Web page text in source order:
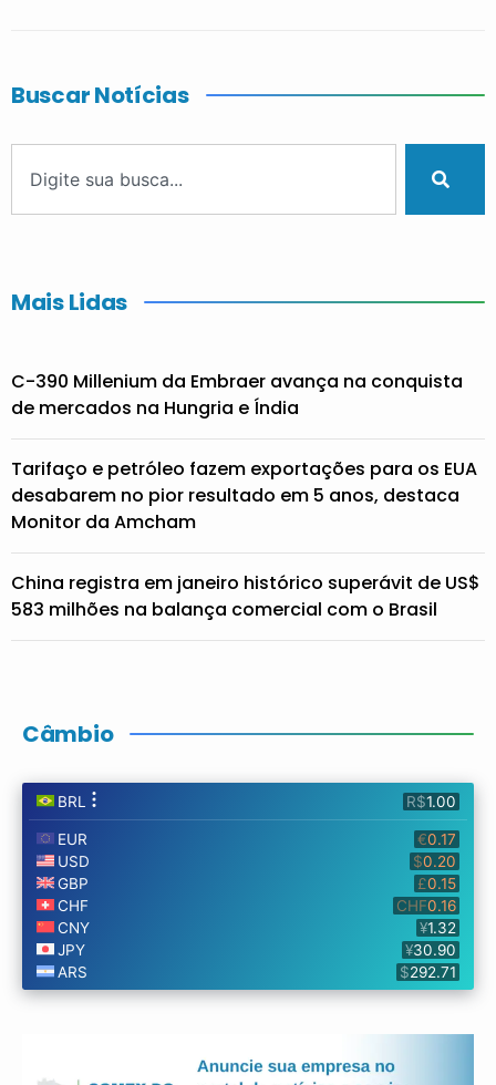
Buscar Notícias
Mais Lidas
C-390 Millenium da Embraer avança na conquista
de mercados na Hungria e Índia
Tarifaço e petróleo fazem exportações para os EUA
desabarem no pior resultado em 5 anos, destaca
Monitor da Amcham
China registra em janeiro histórico superávit de US$
583 milhões na balança comercial com o Brasil
Câmbio